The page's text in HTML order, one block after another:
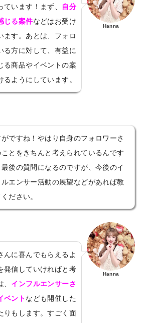
います！まず、
自分
じる案件などはお受け
ます。あとは、フォロ
る方に対して、有益に
る商品やイベントの案
るようにしています。
Hanna
がですね！やはり自身のフォロワーさ
ことをきちんと考えられているんです
最後の質問になるのですが、今後のイ
ルエンサー活動の展望などがあれば教
ださい。
んに喜んでもらえるよ
発信していければと考
インフルエンサーさ
ベントなども開催した
りもします。すごく面
Hanna